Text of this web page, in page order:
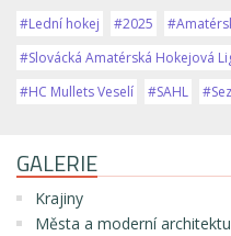
#Lední hokej #2025
#Slovácká Amatérská Hokejová
#HC Mullets Veselí
#SAHL
GALERIE
Krajiny
Města a moderní